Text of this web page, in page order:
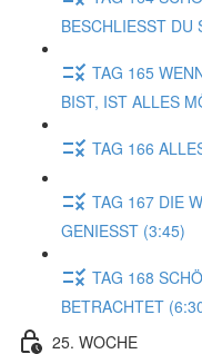
BESCHLIESST DU
TAG 165
BIST, IST ALLES
TAG 166
TAG 167 DIE
GENIESST (3:45)
TAG 168
BETRACHTET
25. WOCHE